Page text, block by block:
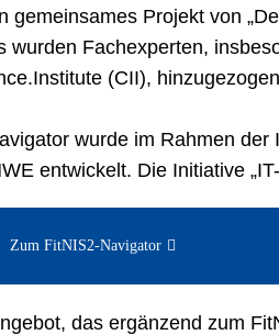
gemeinsames Projekt von
wurden Fachexperten,
(CII),
wurde im Rahmen
entwickelt. Die Initiative
Zum FitNIS2-Navigator
das ergänzend zum